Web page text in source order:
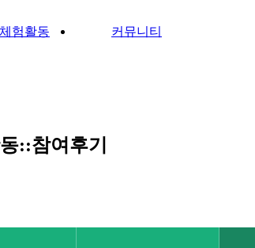
험활동 커뮤니티
::참여후기